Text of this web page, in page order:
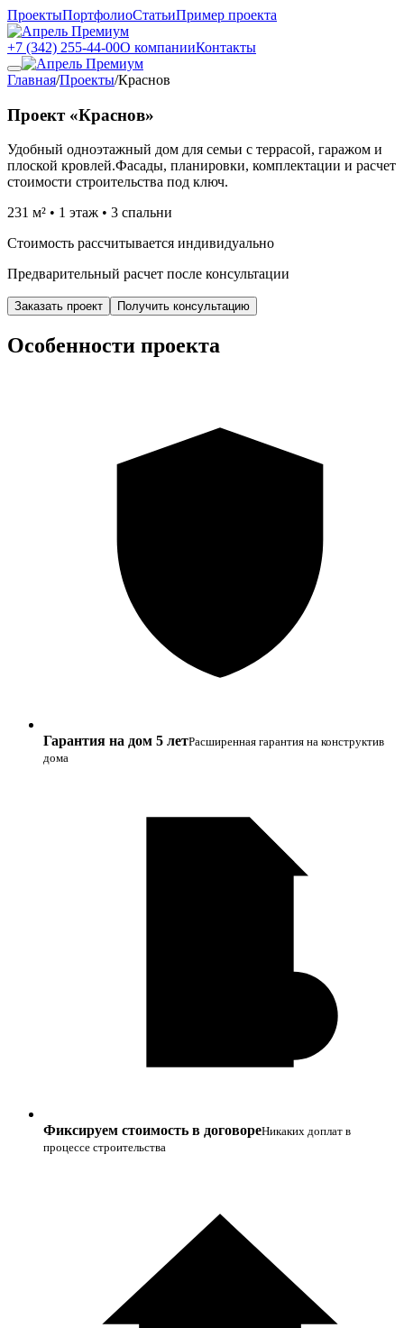
ПроектыПортфолиоСтатьиПример проекта
+7 (342) 255-44-00О компанииКонтакты
Главная/Проекты/Краснов
Проект «Краснов»
Удобный одноэтажный дом для семьи с террасой, гаражом и
плоской кровлей.Фасады, планировки, комплектации и расчет
стоимости строительства под ключ.
231 м² • 1 этаж • 3 спальни
Стоимость рассчитывается индивидуально
Предварительный расчет после консультации
Заказать проект Получить консультацию
Особенности проекта
Гарантия на дом 5 летРасширенная гарантия на конструктив
дома
Фиксируем стоимость в договореНикаких доплат в
процессе строительства